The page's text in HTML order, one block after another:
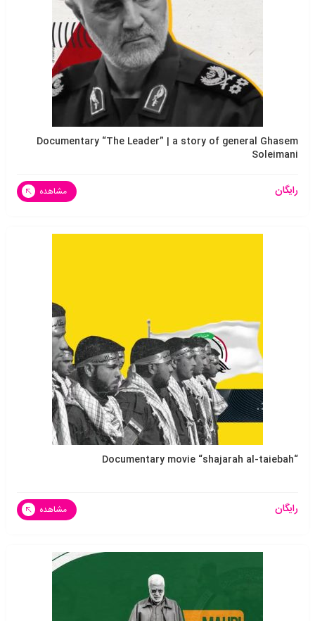
Documentary “The Leader” | a story of general Ghasem
Soleimani
رایگان مشاهده
“Documentary movie “shajarah al-taiebah
رایگان مشاهده